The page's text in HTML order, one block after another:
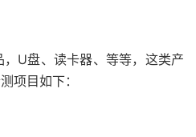
U盘、读卡器、等等，这类产
项目如下：